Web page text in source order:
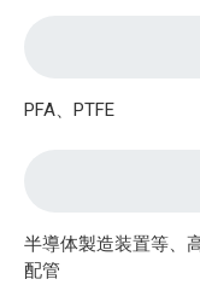
PFA、PTFE
半導体製造装置等、
配管